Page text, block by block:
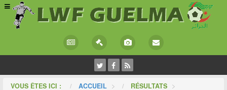
VOUS ÊTES ICI : ACCUEIL > RÉSULTATS >